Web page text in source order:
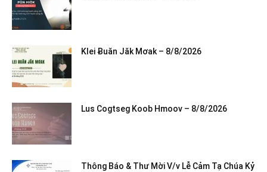
Klei Ƀuăn Jăk Mơak – 8/8/2026
Lus Cogtseg Koob Hmoov – 8/8/2026
Thông Báo & Thư Mời V/v Lễ Cảm Tạ Chúa Kỷ